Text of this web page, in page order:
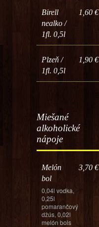
Birell
nealko /
1fl. 0,5l
1,60 €
Plzeň /
1fl. 0,5l
1,90 €
Miešané
alkoholické
nápoje
Melón
bol
3,70 €
0,04l vodka,
0,25l
pomarančový
džús, 0,02l
melón bols